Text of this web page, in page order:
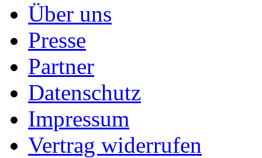
Über uns
Presse
Partner
Datenschutz
Impressum
Vertrag widerrufen